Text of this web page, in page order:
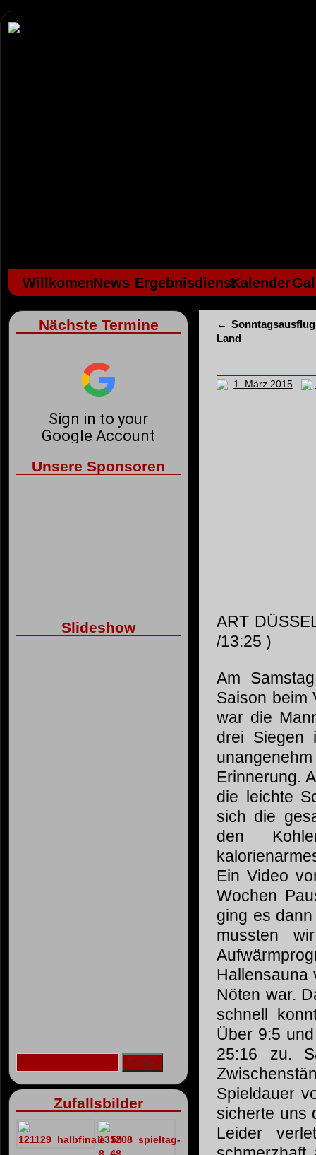
WillkomenNews ErgebnisdienstKalender
←
Land
1. März 2015
ART
/13:25 )
Am
Saison beim
war die
drei Siegen
Erinnerung.
die leichte
sich die
den
Ein Video
Wochen
ging es
mussten
Hallensauna
Nöten war.
schnell
Über 9:5
25:16 zu.
Spieldauer
sicherte uns
Leider
Nächste Termine
Unsere Sponsoren
Slideshow
Zufallsbilder